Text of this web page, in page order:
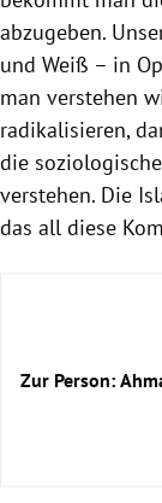
abzugeben.
und Weiß – in
man verstehen
radikalisieren,
die
verstehen. Die
das all diese
Zur Person: